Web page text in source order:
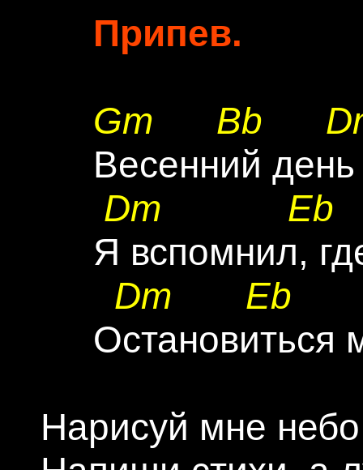
Припев.
Gm Bb
Весенний
Dm
Eb
Я вспомнил,
Dm
Eb
Остановиться
Нарисуй мне